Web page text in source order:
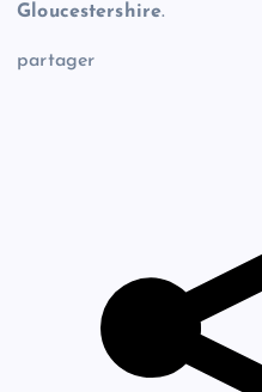
Gloucestershire.
partager